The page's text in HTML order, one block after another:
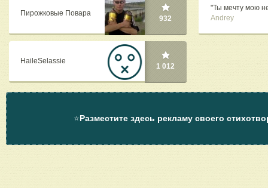
Пирожковые Повара
932
HaileSelassie
1 012
"Ты мечту мою
Andrey
⭐Разместите здесь рекламу своего